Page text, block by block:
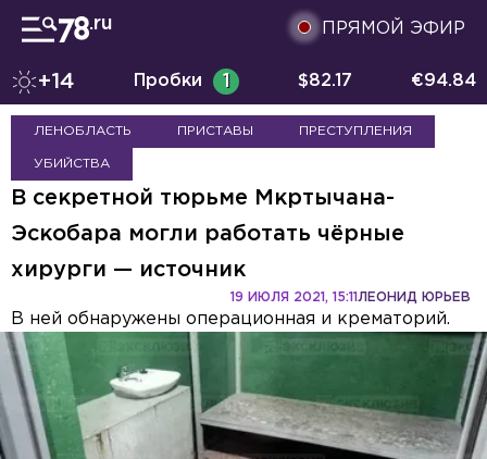
ПРЯМОЙ ЭФИР
+14 Пробки 1 $82.17 €94.84
ЛЕНОБЛАСТЬ ПРИСТАВЫ ПРЕСТУПЛЕНИЯ
УБИЙСТВА
В секретной тюрьме Мкртычана-
Эскобара могли работать чёрные
хирурги — источник
ЛЕОНИД ЮРЬЕВ
19 ИЮЛЯ 2021, 15:11
В ней обнаружены операционная и крематорий.